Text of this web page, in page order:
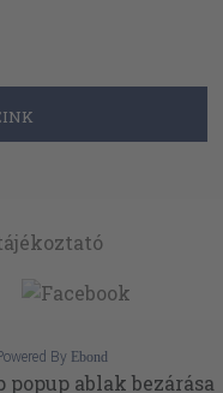
By Ebond